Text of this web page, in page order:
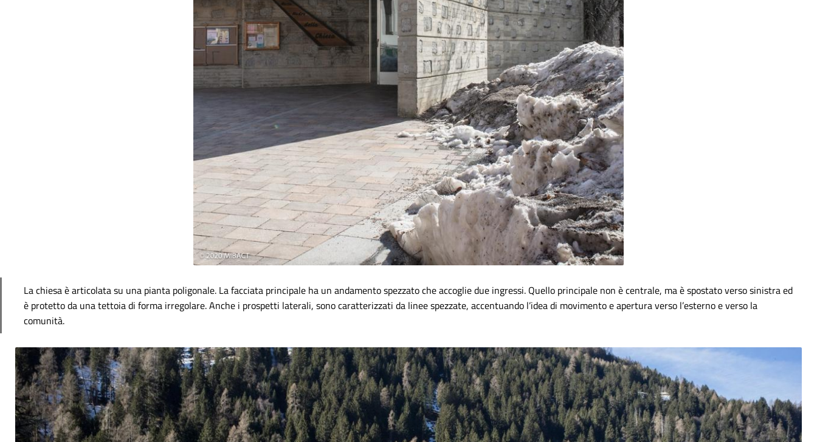
La chiesa è articolata su una pianta poligonale. La facciata principale ha un andamento spezzato che accoglie due ingressi. Quello principale non è centrale, ma è spostato verso sinistra ed
è protetto da una tettoia di forma irregolare. Anche i prospetti laterali, sono caratterizzati da linee spezzate, accentuando l’idea di movimento e apertura verso l’esterno e verso la
comunità.